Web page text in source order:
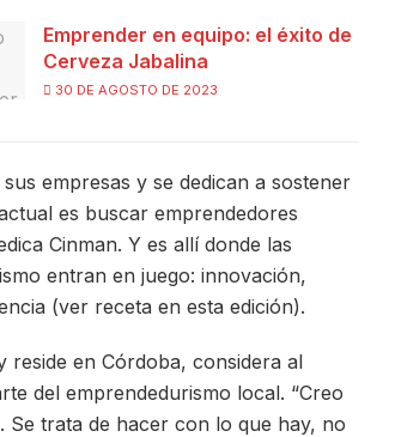
Emprender en equipo: el éxito de
Cerveza Jabalina
30 DE AGOSTO DE 2023
empresas y se dedican a sostener
es buscar emprendedores
Cinman. Y es allí donde las
entran en juego: innovación,
(ver receta en esta edición).
reside en Córdoba, considera al
del emprendedurismo local. “Creo
Se trata de hacer con lo que hay, no